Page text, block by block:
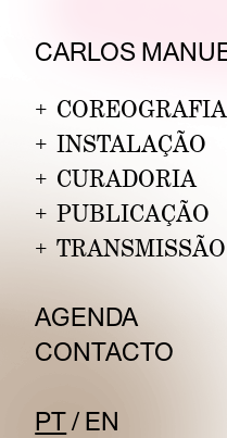
CARLOS MANU
+ COREOGRAFIA
+ INSTALAÇÃO
+ CURADORIA
+ PUBLICAÇÃO
+ TRANSMISSÃO
AGENDA
CONTACTO
PT/ EN